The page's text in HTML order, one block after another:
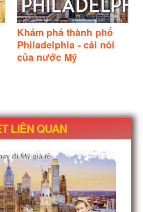
Khám phá thành phố
Philadelphia - cái nôi
của nước Mỹ
LIÊN QUAN